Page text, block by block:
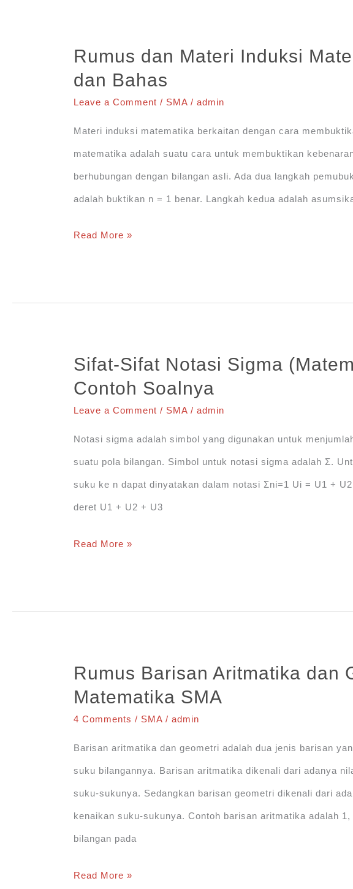
Deret
Aritmatika
dan
Geometri
Rumus dan Materi Induksi
dan Bahas
Leave a Comment / SMA /admin
Materi induksi matematika berkaitan dengan cara
matematika adalah suatu cara untuk membuktikan
berhubungan dengan bilangan asli. Ada dua langkah
adalah buktikan n = 1 benar. Langkah kedua adalah
Rumus
Induksi
Soal
dan
Bahas
Read More »
Sifat-Sifat Notasi Sigma
Contoh Soalnya
Leave a Comment / SMA /admin
Notasi sigma adalah simbol yang digunakan untuk
suatu pola bilangan. Simbol untuk notasi sigma adalah Ʃ.
suku ke n dapat dinyatakan dalam notasi Ʃni=1 Ui = U1 +
deret U1 + U2 + U3
Sifat-
Sigma
XI)
dan
Contoh
Soalnya
Read More »
Rumus Barisan Aritmatika dan
Matematika SMA
4 Comments / SMA /admin
Barisan aritmatika dan geometri adalah dua jenis barisan
suku bilangannya. Barisan aritmatika dikenali dari adanya
suku-sukunya. Sedangkan barisan geometri dikenali dari
kenaikan suku-sukunya. Contoh barisan aritmatika adalah
bilangan pada
Rumus
Read More »